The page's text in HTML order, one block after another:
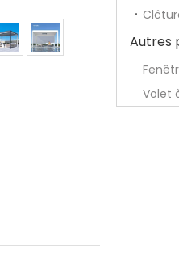
Autres
Volet